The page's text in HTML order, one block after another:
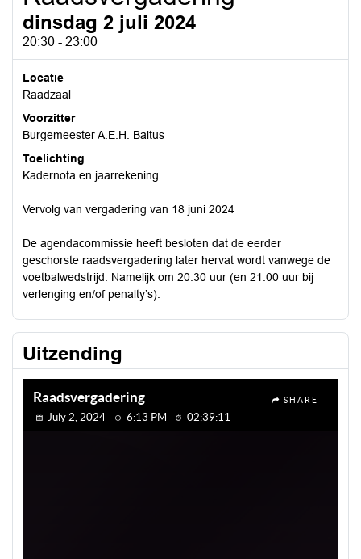
dinsdag 2 juli 2024
20:30 - 23:00
Locatie
Raadzaal
Voorzitter
Burgemeester A.E.H. Baltus
Toelichting
Kadernota en jaarrekening
Vervolg van vergadering van 18 juni 2024
De agendacommissie heeft besloten dat de eerder
geschorste raadsvergadering later hervat wordt vanwege de
voetbalwedstrijd. Namelijk om 20.30 uur (en 21.00 uur bij
verlenging en/of penalty’s).
Uitzending